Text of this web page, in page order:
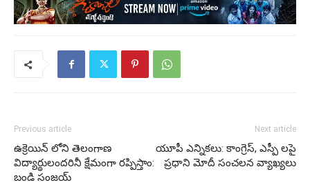
Previous article
ఉక్రెయిన్ లోని తెలంగాణ
విద్యార్థులందరినీ క్షేమంగా రప్పిస్తాం:
బండి సంజయ్
Next article
యూపీ ఎన్నికలు: కాంగ్రెస్‌, ఎస్పీ లపై
ప్రధాని మోదీ సంచలన వ్యాఖ్యలు